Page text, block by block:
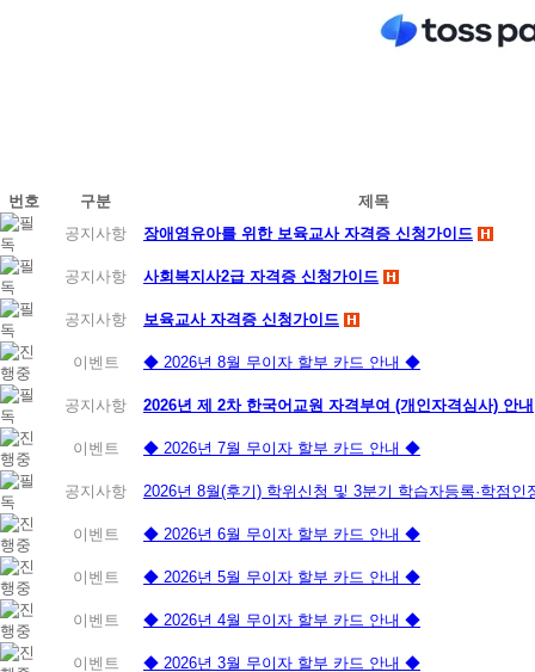
번호 구분
제목
공지사항
장애영유아를 위한 보육교사 자격증 신청가이드
공지사항 사회복지사2급 자격증 신청가이드
공지사항 보육교사 자격증 신청가이드
이벤트 ◆ 2026년 8월 무이자 할부 카드 안내 ◆
공지사항 2026년 제 2차 한국어교원 자격부여 (개인자격심사) 안내
이벤트 ◆ 2026년 7월 무이자 할부 카드 안내 ◆
공지사항 2026년 8월(후기) 학위신청 및 3분기 학습자등록·학점
이벤트 ◆ 2026년 6월 무이자 할부 카드 안내 ◆
이벤트 ◆ 2026년 5월 무이자 할부 카드 안내 ◆
이벤트 ◆ 2026년 4월 무이자 할부 카드 안내 ◆
이벤트 ◆ 2026년 3월 무이자 할부 카드 안내 ◆